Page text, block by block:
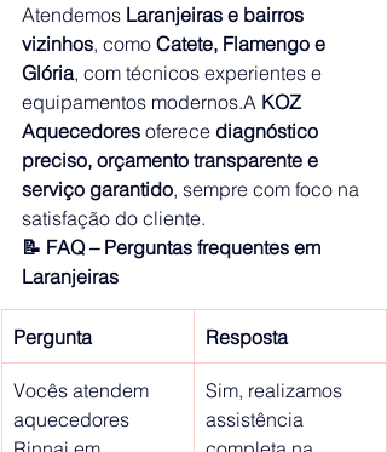
Atendemos Laranjeiras e bairros
vizinhos, como Catete, Flamengo e
Glória, com técnicos experientes e
equipamentos modernos.A KOZ
Aquecedores oferece diagnóstico
preciso, orçamento transparente e
serviço garantido, sempre com foco na
satisfação do cliente.
📝 FAQ – Perguntas frequentes em
Laranjeiras
Pergunta Resposta
Vocês atendem
aquecedores
Sim, realizamos
assistência